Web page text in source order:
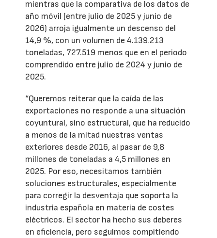
mientras que la comparativa de los datos de
año móvil (entre julio de 2025 y junio de
2026) arroja igualmente un descenso del
14,9 %, con un volumen de 4.139.213
toneladas, 727.519 menos que en el periodo
comprendido entre julio de 2024 y junio de
2025.
“Queremos reiterar que la caída de las
exportaciones no responde a una situación
coyuntural, sino estructural, que ha reducido
a menos de la mitad nuestras ventas
exteriores desde 2016, al pasar de 9,8
millones de toneladas a 4,5 millones en
2025. Por eso, necesitamos también
soluciones estructurales, especialmente
para corregir la desventaja que soporta la
industria española en materia de costes
eléctricos. El sector ha hecho sus deberes
en eficiencia, pero seguimos compitiendo